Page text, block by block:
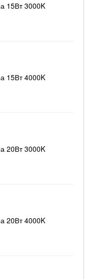
15Вт 3000K
15Вт 4000K
20Вт 3000K
20Вт 4000K